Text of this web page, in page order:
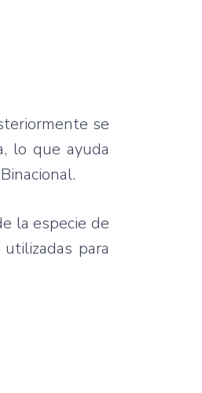
se
lo que ayuda
la especie de
para